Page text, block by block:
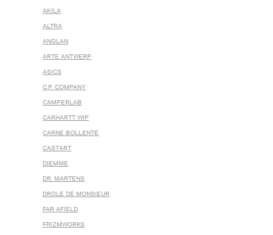
AKILA
ALTRA
ANGLAN
ARTE ANTWERP
ASICS
C.P. COMPANY
CAMPERLAB
CARHARTT WIP
CARNE BOLLENTE
CASTART
DIEMME
DR. MARTENS
DROLE DE MONSIEUR
FAR AFIELD
FRIZMWORKS